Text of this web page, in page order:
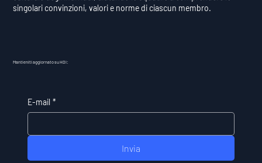
singolari convinzioni, valori e norme di ciascun membro.
Mantieniti aggiornato su HDI:
E-mail *
Invia